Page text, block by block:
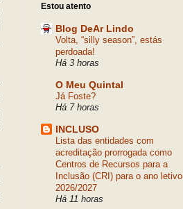
Estou atento
Blog DeAr Lindo
Volta, “silly season”, estás
perdoada!
Há 3 horas
O Meu Quintal
Já Foste?
Há 7 horas
INCLUSO
Lista das entidades com
acreditação prorrogada como
Centros de Recursos para a
Inclusão (CRI) para o ano letivo
2026/2027
Há 11 horas